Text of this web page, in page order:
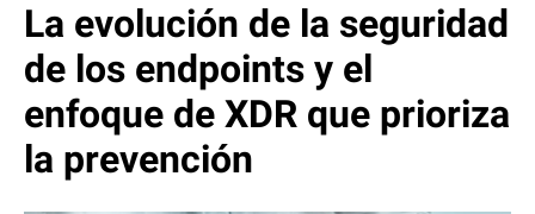
La evolución de la seguridad
de los endpoints y el
enfoque de XDR que prioriza
la prevención